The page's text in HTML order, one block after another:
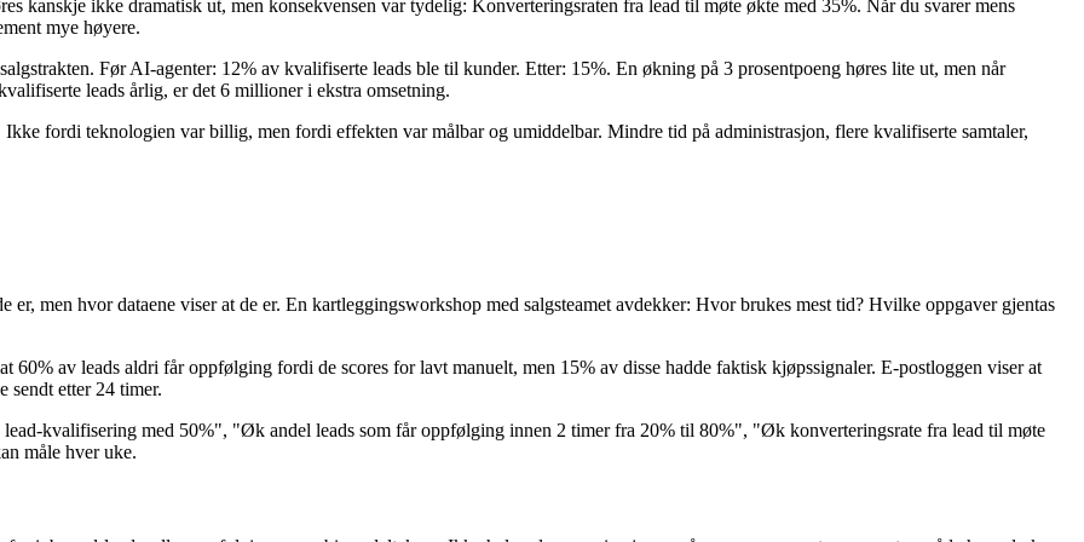
kanskje ikke dramatisk ut, men konsekvensen var tydelig: Konverteringsraten fra lead til møte økte med 35%. Når du svarer mens
mye høyere.
Før AI-agenter: 12% av kvalifiserte leads ble til kunder. Etter: 15%. En økning på 3 prosentpoeng høres lite ut, men når
leads årlig, er det 6 millioner i ekstra omsetning.
fordi teknologien var billig, men fordi effekten var målbar og umiddelbar. Mindre tid på administrasjon, flere kvalifiserte samtaler,
er, men hvor dataene viser at de er. En kartleggingsworkshop med salgsteamet avdekker: Hvor brukes mest tid? Hvilke oppgaver gjentas
60% av leads aldri får oppfølging fordi de scores for lavt manuelt, men 15% av disse hadde faktisk kjøpssignaler. E-postloggen viser at
sendt etter 24 timer.
lead-kvalifisering med 50%", "Øk andel leads som får oppfølging innen 2 timer fra 20% til 80%", "Øk konverteringsrate fra lead til møte
måle hver uke.